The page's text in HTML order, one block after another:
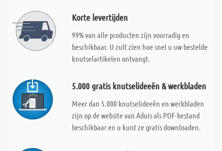
Korte levertijden
99% van alle producten zijn voorradig en
beschikbaar. U zult zien hoe snel u uw bestelde
knutselartikelen ontvangt.
5.000 gratis knutselideeën & werkbladen
Meer dan 5.000 knutselideeën en werkbladen
zijn op de website van Aduis als PDF-bestand
beschikbaar en u kunt ze gratis downloaden.